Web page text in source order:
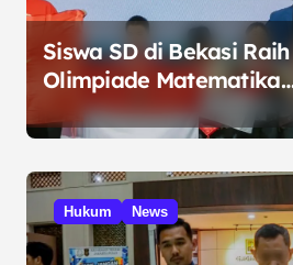
Siswa SD di Bekasi
Olimpiade Matematika
Internasional di Malaysia
Hukum News